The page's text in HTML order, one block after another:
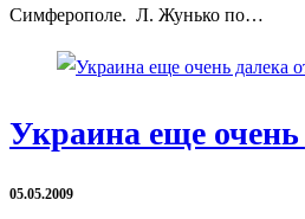
Симферополе. Л. Жунько по…
Украина еще
05.05.2009